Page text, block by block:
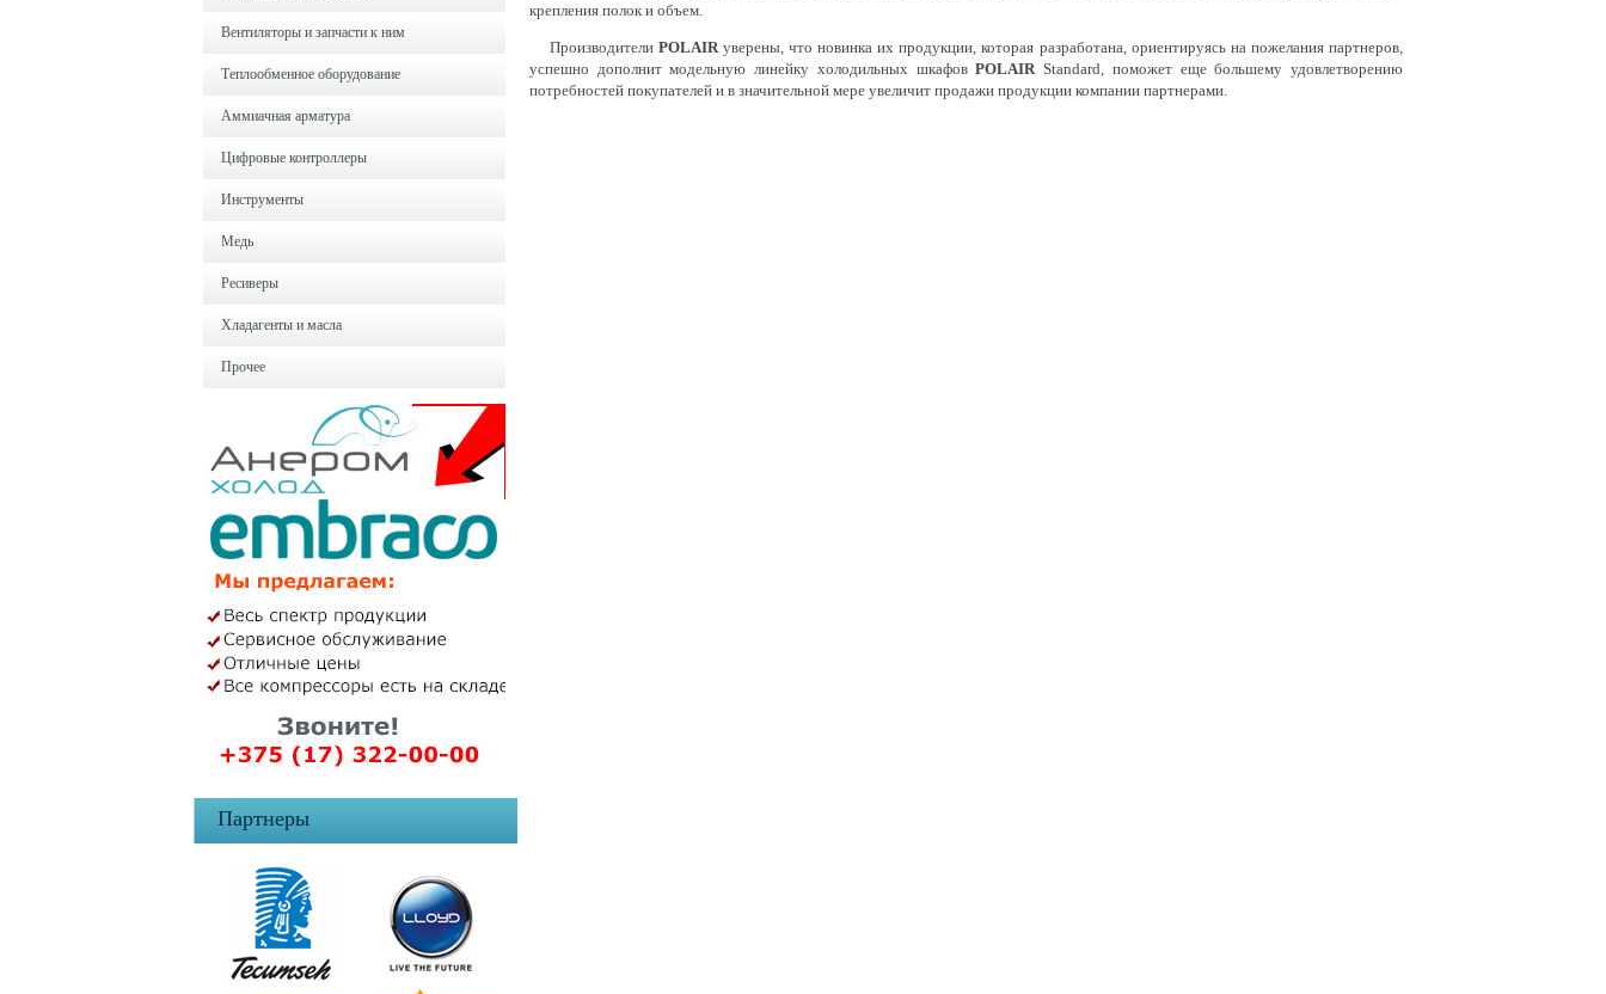
Вентиляторы и запчасти к ним
Теплообменное оборудование
Аммиачная арматура
Цифровые контроллеры
Инструменты
Медь
Ресиверы
Хладагенты и масла
Прочее
Партнеры
крепления полок и объем.
Производители POLAIRуверены, что новинка их продукции, которая разработана, ориентируясь на пожелания партнеров,
успешно дополнит модельную линейку холодильных шкафовPOLAIRStandard, поможет еще большему удовлетворению
потребностей покупателей и в значительной мере увеличит продажи продукции компании партнерами.